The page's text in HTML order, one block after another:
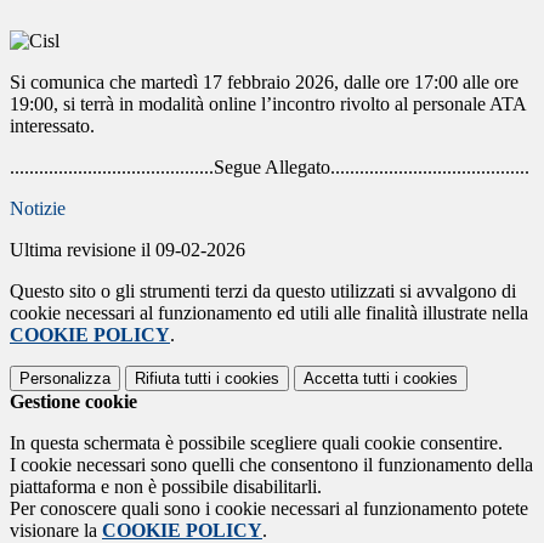
Si comunica che martedì 17 febbraio 2026, dalle ore 17:00 alle ore
19:00, si terrà in modalità online l’incontro rivolto al personale ATA
interessato.
..........................................Segue Allegato.........................................
Notizie
Ultima revisione il 09-02-2026
Questo sito o gli strumenti terzi da questo utilizzati si avvalgono di
cookie necessari al funzionamento ed utili alle finalità illustrate nella
COOKIE POLICY.
Personalizza Rifiuta tutti i cookies Accetta tutti i cookies
Gestione cookie
In questa schermata è possibile scegliere quali cookie consentire.
I cookie necessari sono quelli che consentono il funzionamento della
piattaforma e non è possibile disabilitarli.
Per conoscere quali sono i cookie necessari al funzionamento potete
visionare la COOKIE POLICY.